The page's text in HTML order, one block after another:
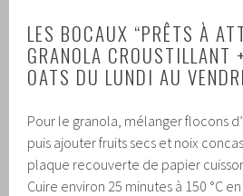
LES BOCAUX “PRÊTS À
GRANOLA CROUSTILLANT
OATS DU LUNDI AU
Pour le granola, mélanger flocons
puis ajouter fruits secs et noix
plaque recouverte de papier
Cuire environ 25 minutes à 150 °C